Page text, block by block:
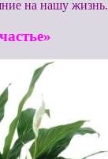
на нашу жизнь.